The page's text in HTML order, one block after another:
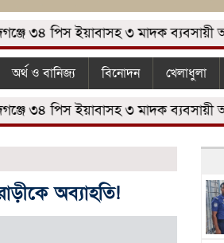
৩৪ পিস ইয়াবাসহ ৩ মাদক ব্যবসায়ী আটক
অর্থ ও বানিজ্য বিনোদন খেলাধুলা
৩৪ পিস ইয়াবাসহ ৩ মাদক ব্যবসায়ী আটক
অব্যাহতি!